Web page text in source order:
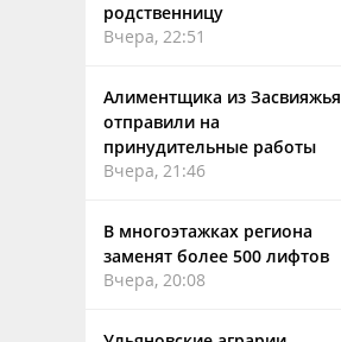
родственницу
Вчера, 22:51
Алиментщика из Засвияжья
отправили на
принудительные работы
Вчера, 21:46
В многоэтажках региона
заменят более 500 лифтов
Вчера, 20:08